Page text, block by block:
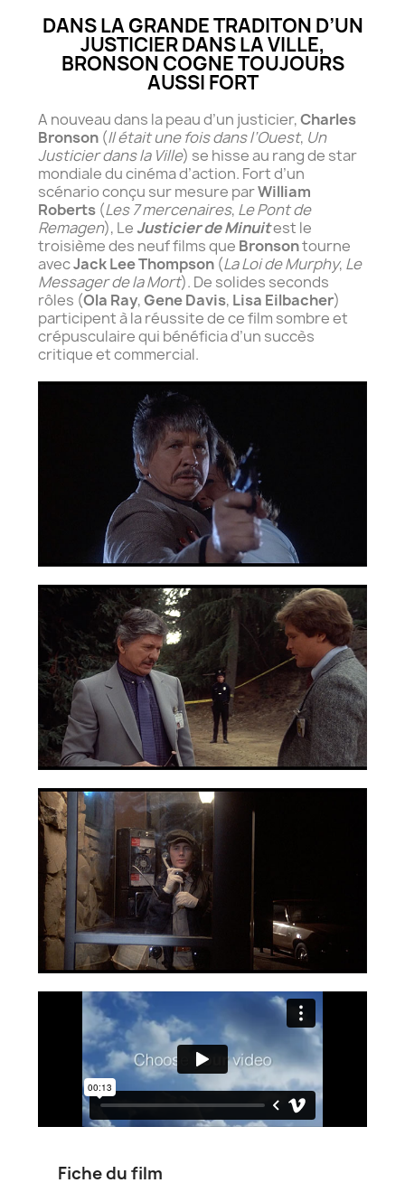
DANS LA GRANDE TRADITON D’UN
JUSTICIER DANS LA VILLE,
BRONSON COGNE TOUJOURS
AUSSI FORT
A nouveau dans la peau d’un justicier,Charles
Bronson (Il était une fois dans l’Ouest, Un
Justicier dans la Ville) se hisse au rang de star
mondiale du cinéma d’action. Fort d’un
scénario conçu sur mesure parWilliam
Roberts (Les 7 mercenaires, Le Pont de
Remagen), Le Justicier de Minuitest le
troisième des neuf films que Bronsontourne
avecJack Lee Thompson (La Loi de Murphy, Le
Messager de la Mort). De solides seconds
rôles (Ola Ray,Gene Davis, Lisa Eilbacher)
participent à la réussite de ce film sombre et
crépusculaire qui bénéficia d’un succès
critique et commercial.
Fiche du film